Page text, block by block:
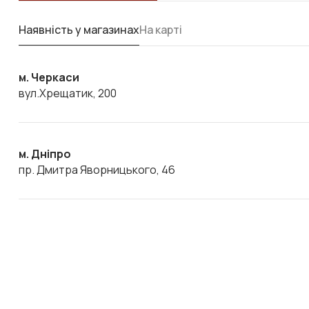
Наявність у магазинахНа карті
м. Черкаси
вул.Хрещатик, 200
м. Дніпро
пр. Дмитра Яворницького, 46